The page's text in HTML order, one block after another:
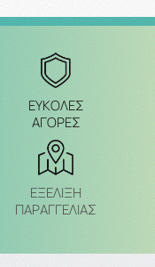
ΕΥΚΟΛΕΣ
ΑΓΟΡΕΣ
ΕΞΈΛΙΞΗ
ΠΑΡΑΓΓΕΛΙΑΣ